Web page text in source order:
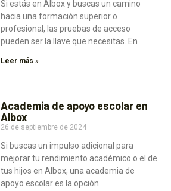
Si estás en Albox y buscas un camino
hacia una formación superior o
profesional, las pruebas de acceso
pueden ser la llave que necesitas. En
Leer más »
Academia de apoyo escolar en
Albox
26 de septiembre de 2024
Si buscas un impulso adicional para
mejorar tu rendimiento académico o el de
tus hijos en Albox, una academia de
apoyo escolar es la opción